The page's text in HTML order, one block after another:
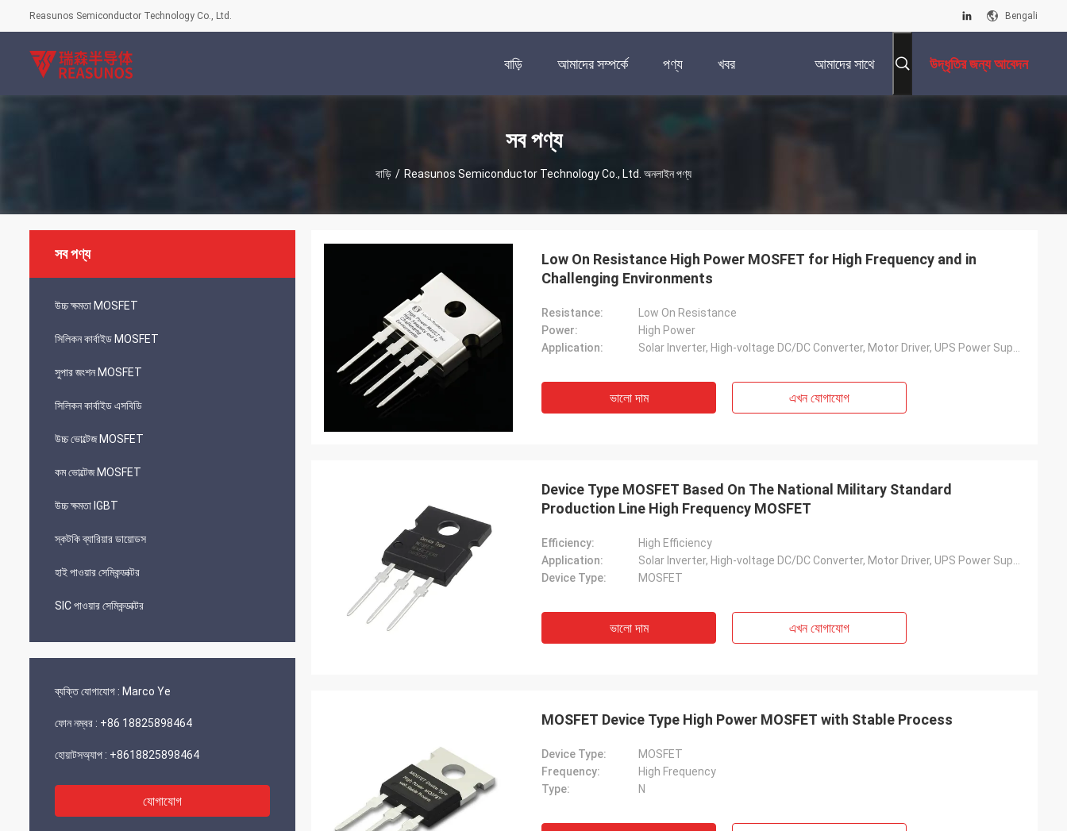
Reasunos Semiconductor Technology Co., Ltd. Bengali
বাড়ি আমাদের সম্পর্কে পণ্য খবর আমাদের সাথে উদ্ধৃতির জন্য আবেদন
সব পণ্য
বাড়ি / Reasunos Semiconductor Technology Co., Ltd. অনলাইন পণ্য
সব পণ্য
উচ্চ ক্ষমতা MOSFET
সিলিকন কার্বাইড MOSFET
সুপার জংশন MOSFET
সিলিকন কার্বাইড এসবিডি
উচ্চ ভোল্টেজ MOSFET
কম ভোল্টেজ MOSFET
উচ্চ ক্ষমতা IGBT
স্কটকি ব্যারিয়ার ডায়োডস
হাই পাওয়ার সেমিকন্ডাক্টর
SIC পাওয়ার সেমিকন্ডাক্টর
ব্যক্তি যোগাযোগ : Marco Ye
ফোন নম্বর : +86 18825898464
হোয়াটসঅ্যাপ : +8618825898464
যোগাযোগ
Low On Resistance High Power MOSFET for High Frequency and in
Challenging Environments
Resistance:
Low On Resistance
Power:
High Power
Application:
ভালো দাম এখন যোগাযোগ
Device Type MOSFET Based On The National Military Standard
Production Line High Frequency MOSFET
Efficiency:
High Efficiency
Application:
Device Type:
MOSFET
ভালো দাম এখন যোগাযোগ
MOSFET Device Type High Power MOSFET with Stable Process
Device Type:
MOSFET
Frequency:
High Frequency
Type:
N